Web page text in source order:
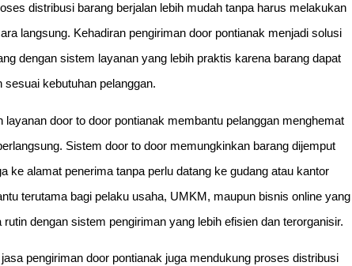
distribusi barang berjalan lebih mudah tanpa harus melakukan
langsung. Kehadiran pengiriman door pontianak menjadi solusi
dengan sistem layanan yang lebih praktis karena barang dapat
kebutuhan pelanggan.
door to door pontianak membantu pelanggan menghemat
Sistem door to door memungkinkan barang dijemput
ke alamat penerima tanpa perlu datang ke gudang atau kantor
terutama bagi pelaku usaha, UMKM, maupun bisnis online yang
dengan sistem pengiriman yang lebih efisien dan terorganisir.
pengiriman door pontianak juga mendukung proses distribusi